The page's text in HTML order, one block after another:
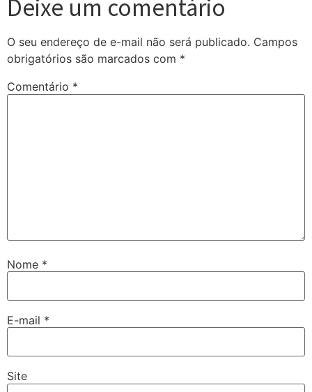
Deixe um comentário
O seu endereço de e-mail não será publicado. Campos
obrigatórios são marcados com *
Comentário *
Nome *
E-mail *
Site